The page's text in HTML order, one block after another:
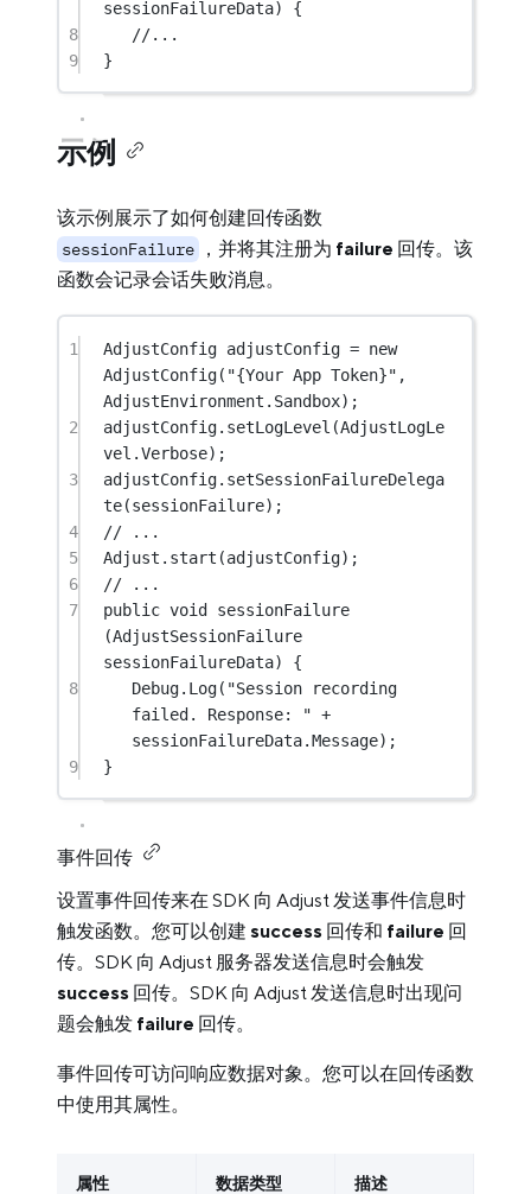
sessionFailureData) {
8
//...
9
}
示例
该示例展示了如何创建回传函数
sessionFailure ，并将其注册为 failure 回传。该
函数会记录会话失败消息。
1 AdjustConfig adjustConfig = new
AdjustConfig( "{Your App Token}" ,
AdjustEnvironment.Sandbox);
2
adjustConfig. setLogLevel (AdjustLogLe
vel.Verbose);
3
adjustConfig. setSessionFailureDelega
te(sessionFailure);
4
// ...
5
Adjust. start (adjustConfig);
6
// ...
7
public void sessionFailure
(AdjustSessionFailure
sessionFailureData) {
8
Debug. Log( "Session recording
failed. Response: " +
sessionFailureData.Message);
9
}
事件回传
设置事件回传来在 SDK 向 Adjust 发送事件信息时
触发函数。您可以创建 success 回传和 failure 回
传。SDK 向 Adjust 服务器发送信息时会触发
success 回传。SDK 向 Adjust 发送信息时出现问
题会触发 failure 回传。
事件回传可访问响应数据对象。您可以在回传函数
中使用其属性。
属性 数据类型 描述